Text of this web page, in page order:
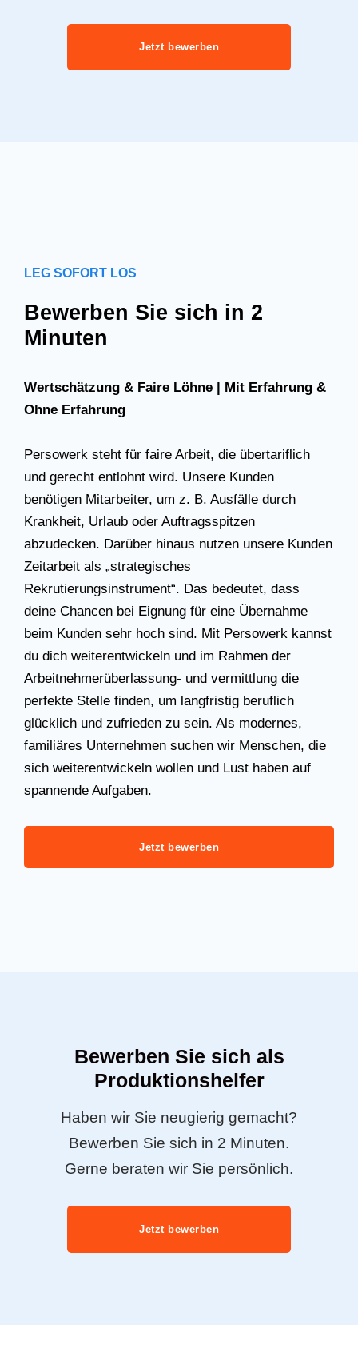
Jetzt bewerben
LEG SOFORT LOS
Bewerben Sie sich in 2
Minuten
Wertschätzung & Faire Löhne | Mit Erfahrung &
Ohne Erfahrung
Persowerk steht für faire Arbeit, die übertariflich
und gerecht entlohnt wird. Unsere Kunden
benötigen Mitarbeiter, um z. B. Ausfälle durch
Krankheit, Urlaub oder Auftragsspitzen
abzudecken. Darüber hinaus nutzen unsere Kunden
Zeitarbeit als „strategisches
Rekrutierungsinstrument“. Das bedeutet, dass
deine Chancen bei Eignung für eine Übernahme
beim Kunden sehr hoch sind. Mit Persowerk kannst
du dich weiterentwickeln und im Rahmen der
Arbeitnehmerüberlassung- und vermittlung die
perfekte Stelle finden, um langfristig beruflich
glücklich und zufrieden zu sein. Als modernes,
familiäres Unternehmen suchen wir Menschen, die
sich weiterentwickeln wollen und Lust haben auf
spannende Aufgaben.
Jetzt bewerben
Bewerben Sie sich als
Produktionshelfer
Haben wir Sie neugierig gemacht?
Bewerben Sie sich in 2 Minuten.
Gerne beraten wir Sie persönlich.
Jetzt bewerben